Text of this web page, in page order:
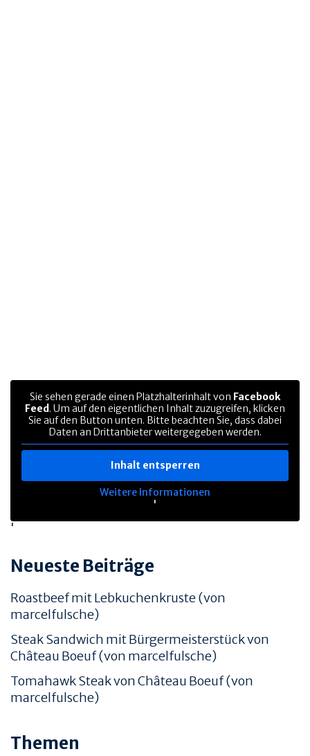
Sie sehen gerade einen Platzhalterinhalt von Facebook
Feed . Um auf den eigentlichen Inhalt zuzugreifen, klicken
Sie auf den Button unten. Bitte beachten Sie, dass dabei
Daten an Drittanbieter weitergegeben werden.
Inhalt entsperren
Weitere Informationen
'
'
Neueste Beiträge
Roastbeef mit Lebkuchenkruste (von
marcelfulsche)
Steak Sandwich mit Bürgermeisterstück von
Château Boeuf (von marcelfulsche)
Tomahawk Steak von Château Boeuf (von
marcelfulsche)
Themen
TIERWOHL &
NACHHALTIGKEIT
HERKUNFT & HALTUNG
FAMILIENBETRIEBE
ZERTIFIZIERUNGEN
RÜCKVERFOLGBARKEIT
REZEPTE
REZEPTE
AUFBEWAHRUNG
R&S VERTRIEBS GMBH